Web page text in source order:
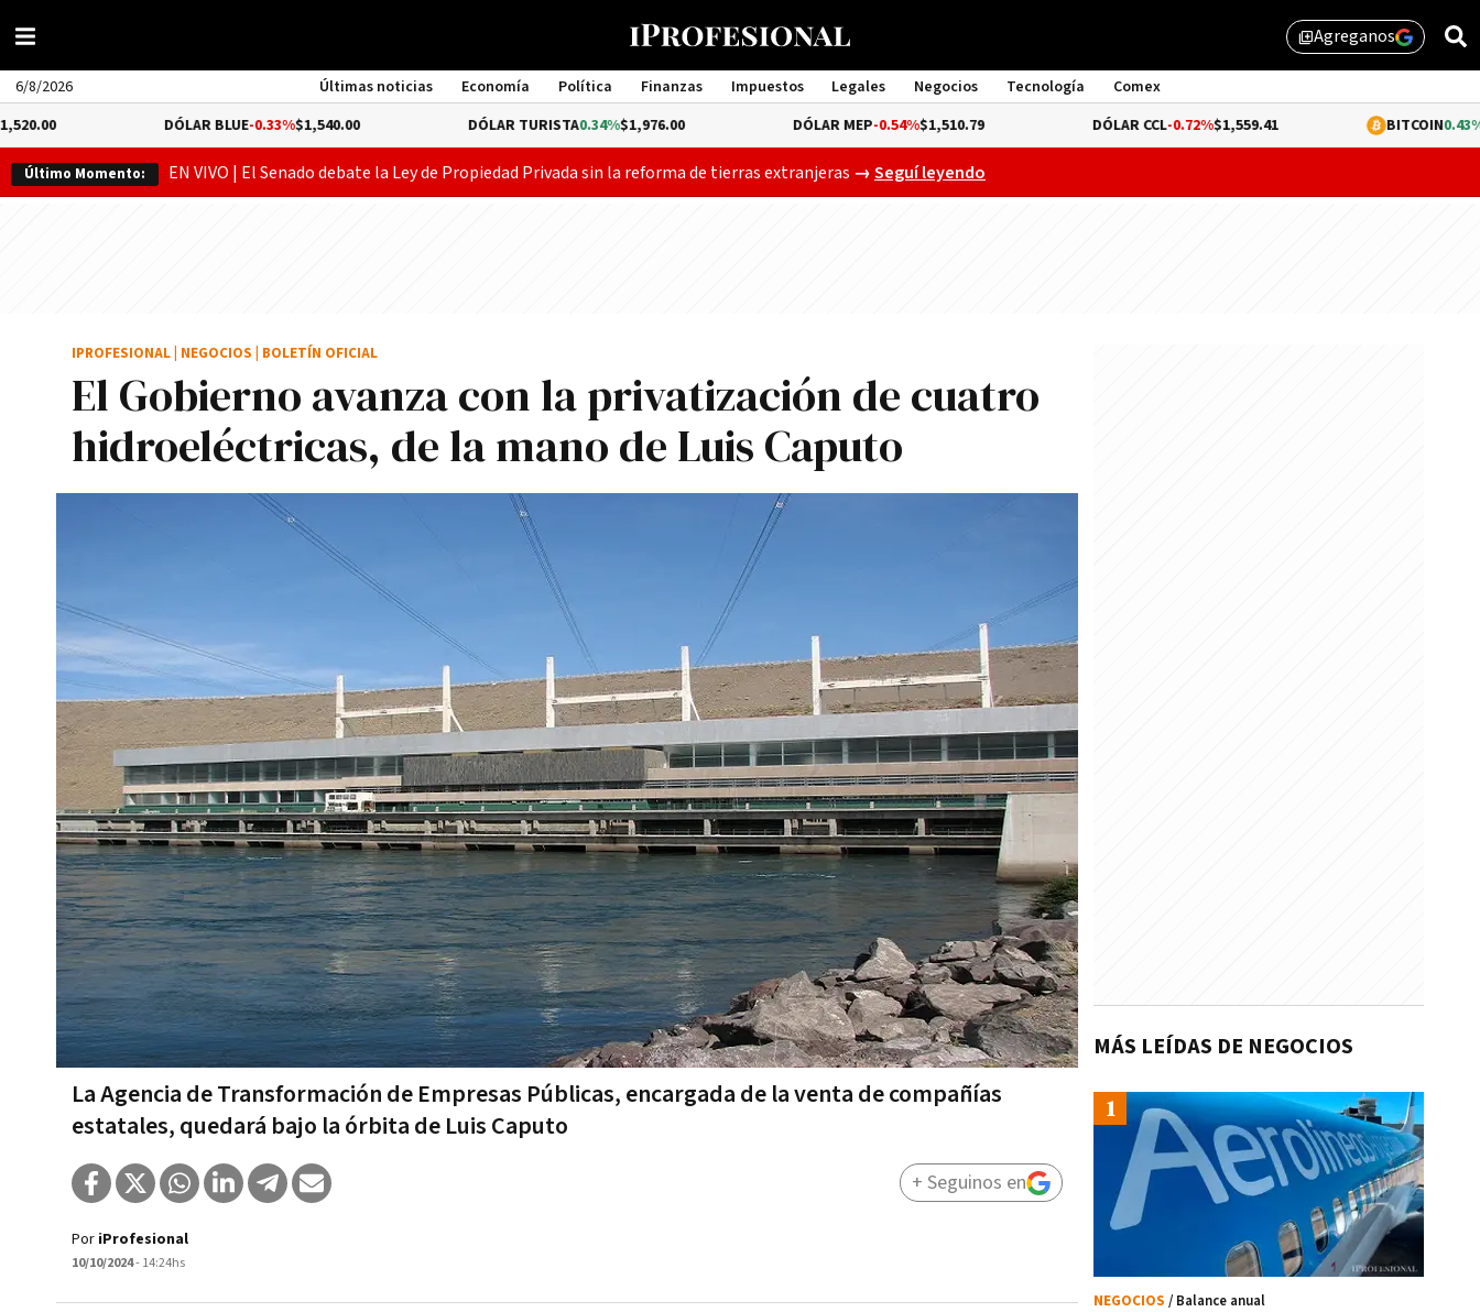
library_addAgreganos
6/8/2026 Últimas noticias Economía Política Finanzas Impuestos Legales Negocios Tecnología
Comex
Management
DÓLAR BLUE-0.33%$1,540.00 DÓLAR TURISTA0.34%$1,976.00 DÓLAR MEP-0.54%$1,510.79 DÓLAR CCL-0.72%$1,559.41 BITCOIN0.43%
Último Momento: EN VIVO | El Senado debate la Ley de Propiedad Privada sin la reforma de tierras extranjeras Gobierno busca aprobar lo que queda de "propiedad privada" y evitar un
→Seguí leyendo
El Gobierno avanza con la privatización de cuatro
hidroeléctricas, de la mano de Luis Caputo
La Agencia de Transformación de Empresas Públicas, encargada de la venta de compañías
estatales, quedará bajo la órbita de Luis Caputo
IPROFESIONAL NEGOCIOS BOLETÍN OFICIAL
Por iProfesional
10/10/2024- 14:24hs
+ Seguinos en
MÁS LEÍDAS DE NEGOCIOS
NEGOCIOS / Balance anual